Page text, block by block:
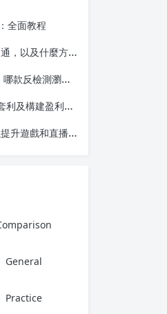
全面教程
法才能真正長期有效
管理方面更勝一籌？
遊戲業務的完整指南
遊戲和直播體驗
General
Practice